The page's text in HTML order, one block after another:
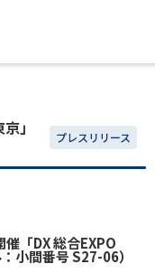
」
プレスリリース
「DX 総合EXPO
小間番号 S27-06）